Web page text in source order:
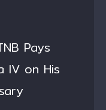
Pays
IV on His